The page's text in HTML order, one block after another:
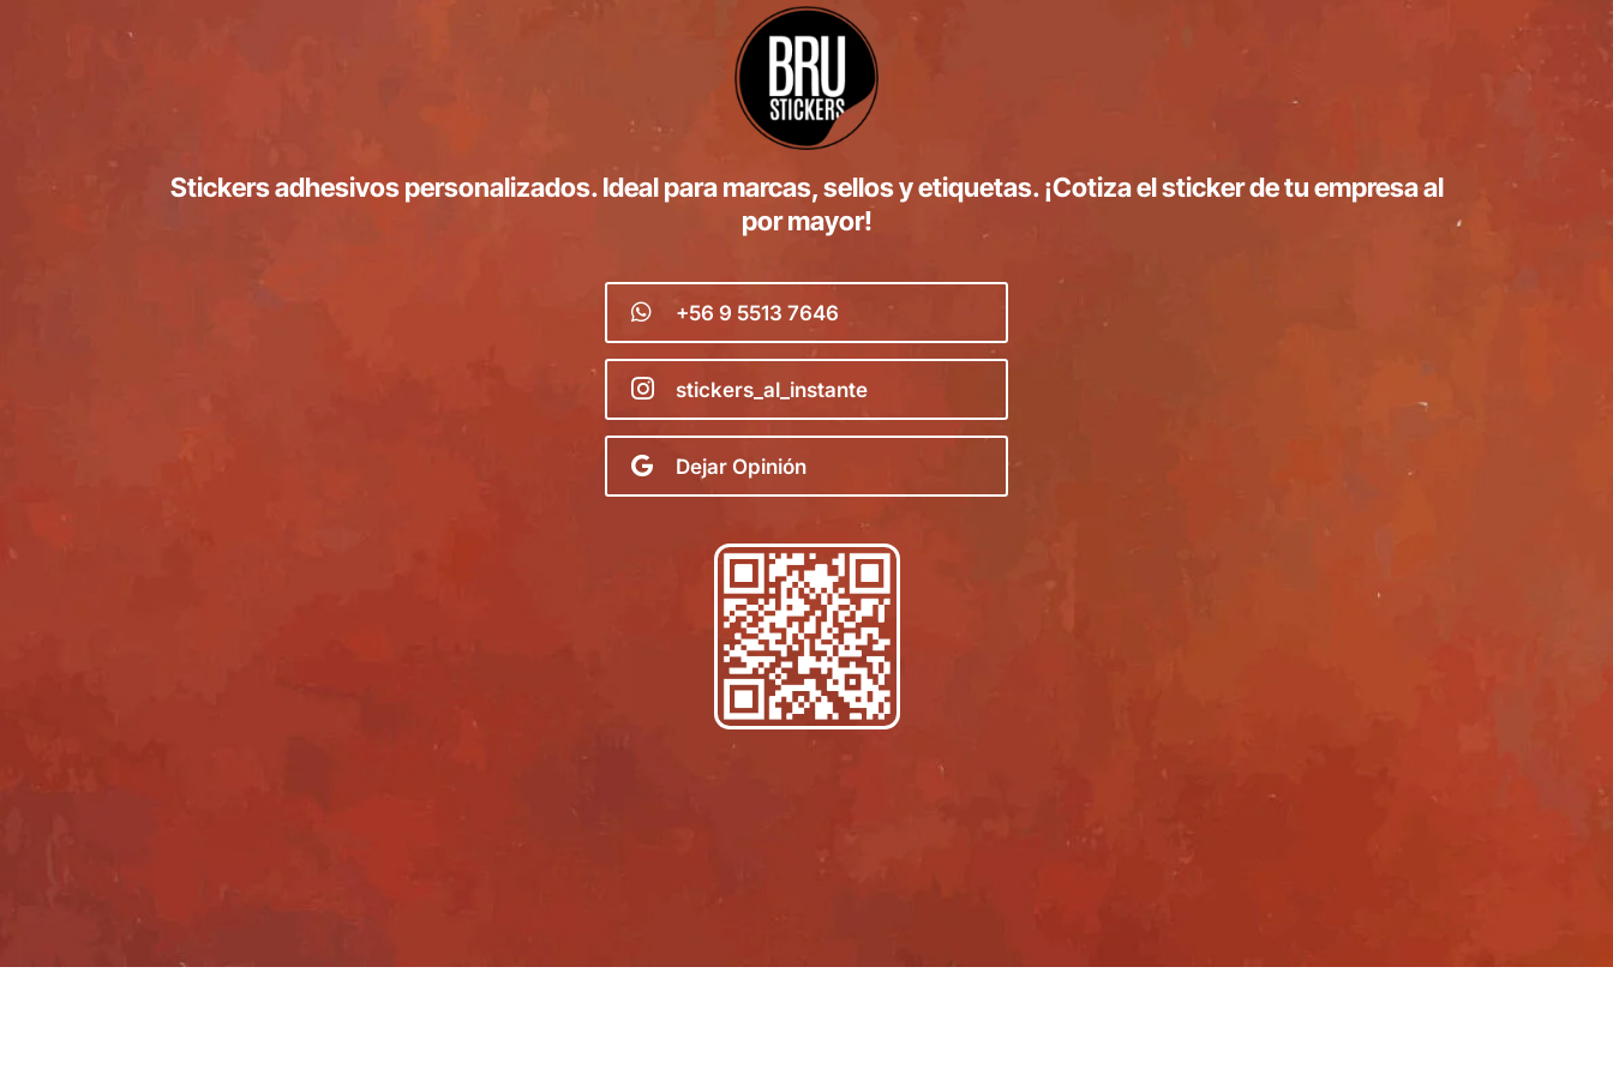
Stickers adhesivos personalizados. Ideal para marcas, sellos y etiquetas. ¡Cotiza el sticker de tu empresa al
por mayor!
 +56 9 5513 7646‬
 stickers_al_instante
 Dejar Opinión